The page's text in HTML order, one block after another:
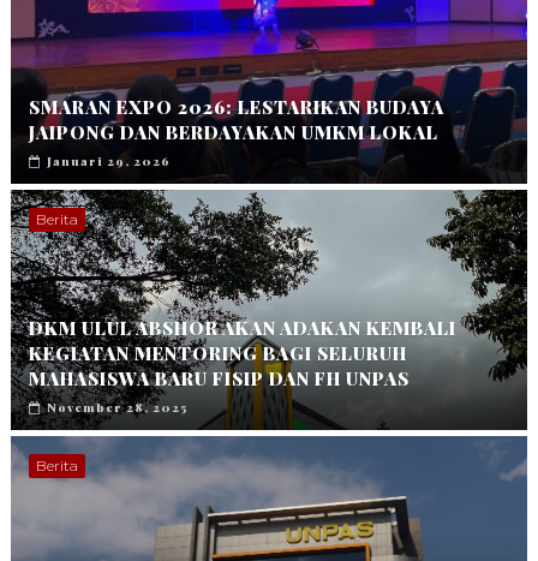
SMARAN EXPO 2026: LESTARIKAN BUDAYA
JAIPONG DAN BERDAYAKAN UMKM LOKAL
Januari 29, 2026
Berita
DKM ULUL ABSHOR AKAN ADAKAN KEMBALI
KEGIATAN MENTORING BAGI SELURUH
MAHASISWA BARU FISIP DAN FH UNPAS
November 28, 2025
Berita